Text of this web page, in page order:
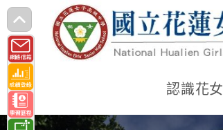
跳
轉
至
主
要
內
認識花女